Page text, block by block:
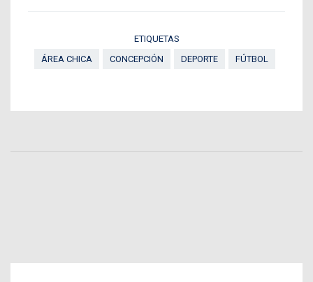
ETIQUETAS
ÁREA CHICA
CONCEPCIÓN DEPORTE FÚTBOL